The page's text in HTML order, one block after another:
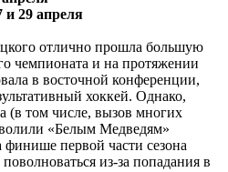
и 29 апреля
отлично прошла большую
чемпионата и на протяжении
в восточной конференции,
хоккей. Однако,
(в том числе, вызов многих
«Белым Медведям»
финише первой части сезона
из-за попадания в